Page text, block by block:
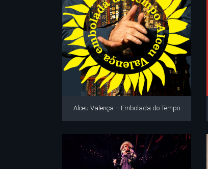
Alceu Valença – Embolada do Tempo